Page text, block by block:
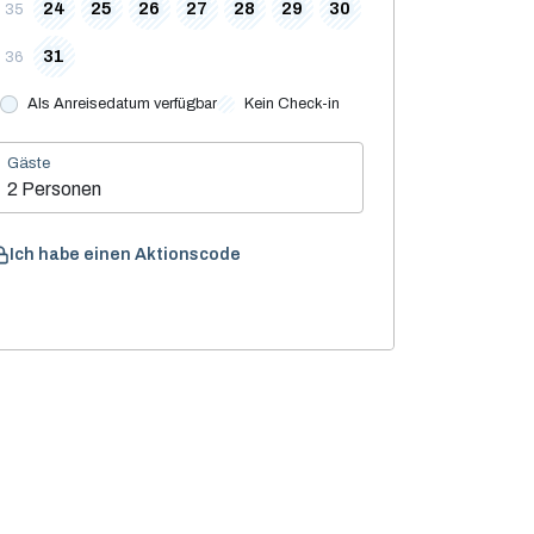
35 24 25 26 27 28 29 30
36 31
Als Anreisedatum verfügbar Kein Check-in
Gäste
2 Personen
Ich habe einen Aktionscode